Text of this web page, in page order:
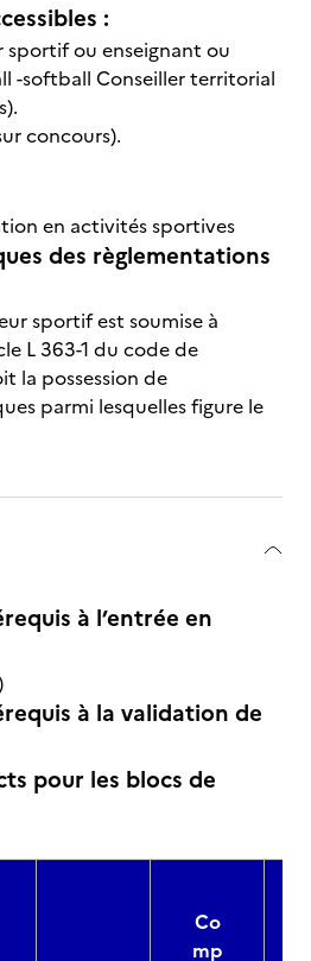
:
ou enseignant ou
-softball Conseiller territorial
concours).
en activités sportives
des règlementations
sportif est soumise à
L 363-1 du code de
la possession de
parmi lesquelles figure le
à l’entrée en
à la validation de
pour les blocs de
Co
mp